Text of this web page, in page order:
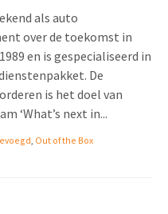
als auto
over de toekomst in
en is gespecialiseerd in
De
is het doel van
‘What’s next in...
Out of the Box